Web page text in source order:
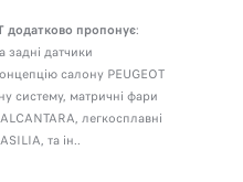
додатково пропонує:
задні датчики
салону PEUGEOT
систему, матричні фари
легкосплавні
та ін..